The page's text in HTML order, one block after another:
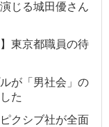
じる城田優さん
東京都職員の待
が「男社会」の
た
クシブ社が全面